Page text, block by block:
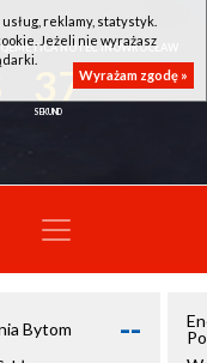
NOTEĆ INOWROCŁAW
37
Bytom --
reklamy, statystyk.
Jeżeli nie wyrażasz
Wyrażam zgodę »